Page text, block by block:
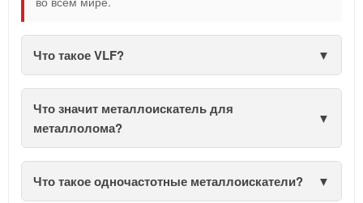
Что такое VLF?
Что значит металлоискатель для
металлолома?
Что такое одночастотные металлоискатели?